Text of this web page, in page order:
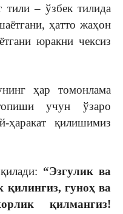
– ўзбек тилида
ҳатто жаҳон
юракни чексиз
ҳар томонлама
учун ўзаро
ҳаракат қилишимиз
“Эзгулик ва
қилингиз, гуноҳ ва
қилмангиз!